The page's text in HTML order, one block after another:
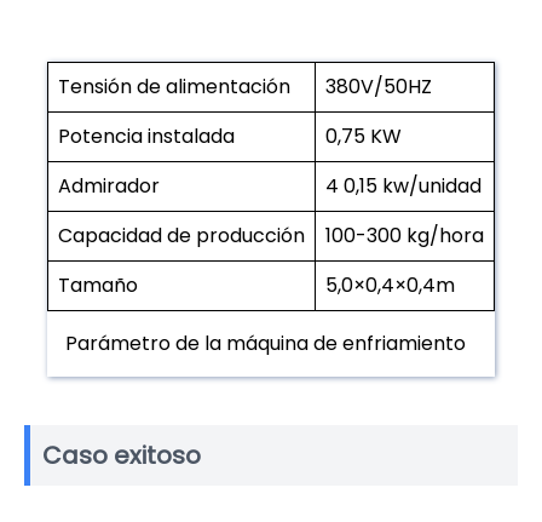
Tensión de alimentación
380V/50HZ
Potencia instalada
0,75 KW
Admirador
4 0,15 kw/unidad
Capacidad de producción
100-300 kg/hora
Tamaño
5,0×0,4×0,4m
Parámetro de la máquina de enfriamiento
Caso exitoso